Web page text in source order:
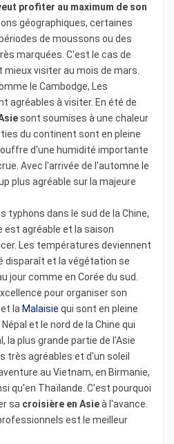
profiter au maximum de son
géographiques, certaines
de moussons ou des
marquées. C'est le cas de
mieux visiter au mois de mars.
le Cambodge, Les
agréables à visiter. En été de
sont soumises à une chaleur
du continent sont en pleine
d'une humidité importante
Avec l'arrivée de l'automne le
plus agréable sur la majeure
typhons dans le sud de la Chine,
est agréable et la saison
Les températures deviennent
disparaît et la végétation se
jour comme en Corée du sud.
pour organiser son
la Malaisie qui sont en pleine
et le nord de la Chine qui
la plus grande partie de l'Asie
très agréables et d'un soleil
au Vietnam, en Birmanie,
qu'en Thaïlande. C'est pourquoi
sa croisière en Asieà l'avance.
est le meilleur